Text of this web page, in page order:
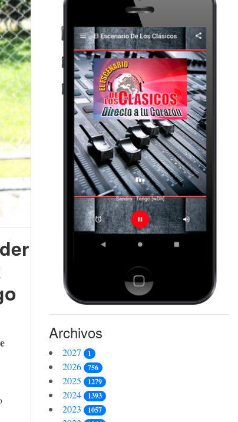
Archivos
2027 1
2026 756
2025 1279
2024 1393
2023 1057